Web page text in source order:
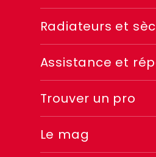
Menu
footer
2
Radiateurs et
Assistance et
Trouver un pro
Le mag